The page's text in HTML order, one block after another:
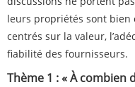
leurs propriétés sont bien
centrés sur la valeur,
fiabilité des fournisseurs.
Thème 1 : « À combien